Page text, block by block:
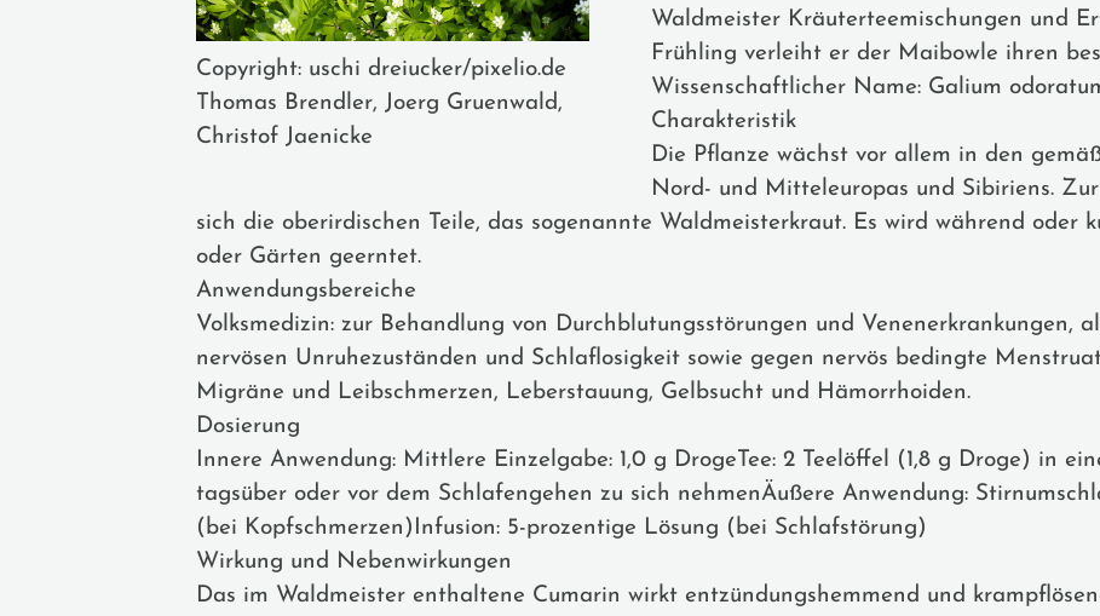
Copyright: uschi dreiucker/pixelio.de
Thomas Brendler, Joerg Gruenwald,
Christof Jaenicke
Waldmeister Kräuterteemischungen und
Frühling verleiht er der Maibowle ihren
Wissenschaftlicher Name: Galium
Charakteristik
Die Pflanze wächst vor allem in den
Nord- und Mitteleuropas und Sibiriens.
sich die oberirdischen Teile, das sogenannte Waldmeisterkraut. Es wird während oder
oder Gärten geerntet.
Anwendungsbereiche
Volksmedizin: zur Behandlung von Durchblutungsstörungen und Venenerkrankungen,
nervösen Unruhezuständen und Schlaflosigkeit sowie gegen nervös bedingte
Migräne und Leibschmerzen, Leberstauung, Gelbsucht und Hämorrhoiden.
Dosierung
Innere Anwendung: Mittlere Einzelgabe: 1,0 g DrogeTee: 2 Teelöffel (1,8 g Droge) in
tagsüber oder vor dem Schlafengehen zu sich nehmenÄußere Anwendung:
(bei Kopfschmerzen)Infusion: 5-prozentige Lösung (bei Schlafstörung)
Wirkung und Nebenwirkungen
Das im Waldmeister enthaltene Cumarin wirkt entzündungshemmend und